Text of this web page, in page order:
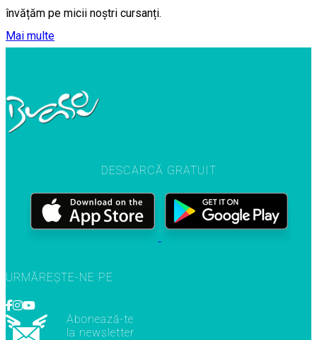
învățăm pe micii noștri cursanți.
Mai multe
DESCARCĂ GRATUIT
URMĂREȘTE-NE PE
Abonează-te
la newsletter